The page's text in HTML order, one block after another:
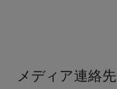
メディア連絡先